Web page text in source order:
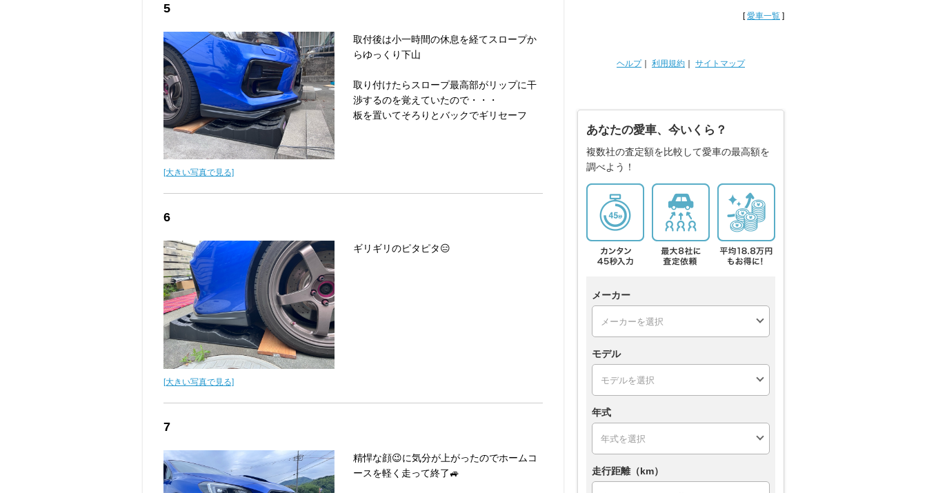
5
[大きい写真で見る]
取付後は小一時間の休息を経てスロープか
らゆっくり下山
取り付けたらスロープ最高部がリップに干
渉するのを覚えていたので・・・
板を置いてそろりとバックでギリセーフ
6
[大きい写真で見る]
ギリギリのピタピタ😑
7
精悍な顔😉に気分が上がったのでホームコ
ースを軽く走って終了🚙
[愛車一覧 ]
ヘルプ｜ 利用規約 サイトマップ
あなたの愛車、今いくら？
複数社の査定額を比較して愛車の最高額を
調べよう！
メーカー
モデル
年式
走行距離（km）